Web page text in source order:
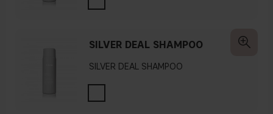
SILVER DEAL SHAMPOO
SILVER DEAL SHAMPOO